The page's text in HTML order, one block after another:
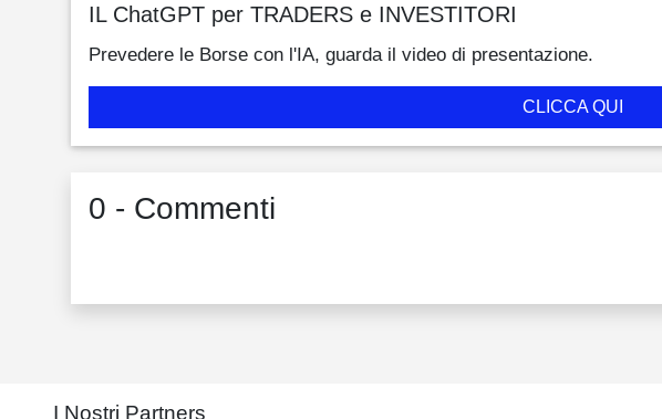
IL ChatGPT per TRADERS e INVESTITORI
Prevedere le Borse con l'IA, guarda il video di presentazione.
CLICCA QUI
0 - Commenti
I Nostri Partners